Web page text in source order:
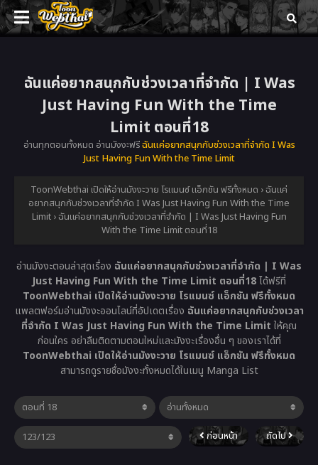
ฉันแค่อยากสนุกกับช่วงเวลาที่จำกัด | I Was
Just Having Fun With the Time
Limit ตอนที่18
อ่านทุกตอนทั้งหมด อ่านมังงะฟรีฉันแค่อยากสนุกกับช่วงเวลาที่จำกัด I Was
Just Having Fun With the Time Limit
ToonWebthai เปิดให้อ่านมังงะวาย โรแมนซ์ แอ็กชัน ฟรีทั้งหมด › ฉันแค่
อยากสนุกกับช่วงเวลาที่จำกัด I Was Just Having Fun With the Time
Limit › ฉันแค่อยากสนุกกับช่วงเวลาที่จำกัด | I Was Just Having Fun
With the Time Limit ตอนที่18
อ่านมังงะตอนล่าสุดเรื่อง ฉันแค่อยากสนุกกับช่วงเวลาที่จำกัด | I Was
Just Having Fun With the Time Limit ตอนที่18ได้ฟรีที่
ToonWebthai เปิดให้อ่านมังงะวาย โรแมนซ์ แอ็กชัน ฟรีทั้งหมด
แพลตฟอร์มอ่านมังงะออนไลน์ที่อัปเดตเรื่อง ฉันแค่อยากสนุกกับช่วงเวลา
ที่จำกัด I Was Just Having Fun With the Time Limit ให้คุณ
ก่อนใคร อย่าลืมติดตามตอนใหม่และมังงะเรื่องอื่น ๆ ของเราได้ที่
ToonWebthai เปิดให้อ่านมังงะวาย โรแมนซ์ แอ็กชัน ฟรีทั้งหมด
สามารถดูรายชื่อมังงะทั้งหมดได้ในเมนู Manga List
ก่อนหน้า ถัดไป